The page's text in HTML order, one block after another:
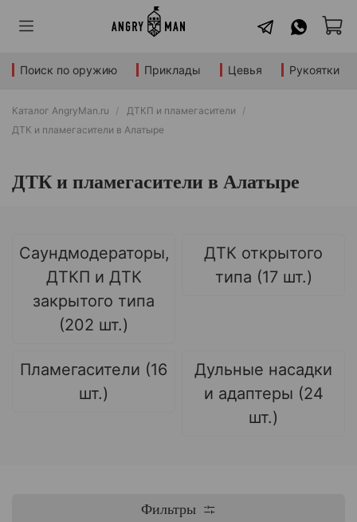
Поиск по оружию Приклады Цевья Рукоятки
Каталог AngryMan.ru
ДТКП и пламегасители
ДТК и пламегасители в Алатыре
ДТК и пламегасители в Алатыре
Саундмодераторы,
ДТКП и ДТК
закрытого типа
(202 шт.)
ДТК открытого
типа (17 шт.)
Пламегасители (16
шт.)
Дульные насадки
и адаптеры (24
шт.)
Фильтры